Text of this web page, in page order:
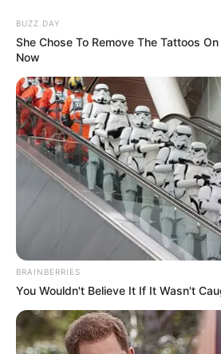
QUINTÉ PRIX
BUZZ DAY
She Chose To Remove The Tattoos
Now
BRAINBERRIES
You Wouldn't Believe It If It Wasn't